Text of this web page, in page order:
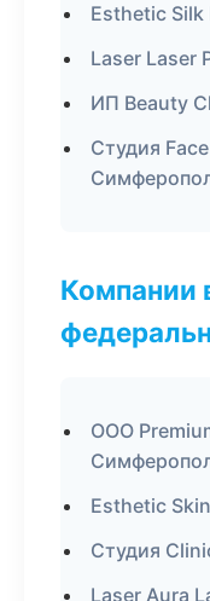
Esthetic
Laser Laser
ИП Beauty
Студия
Компании
ООО
Esthetic
Студия
Laser Aura